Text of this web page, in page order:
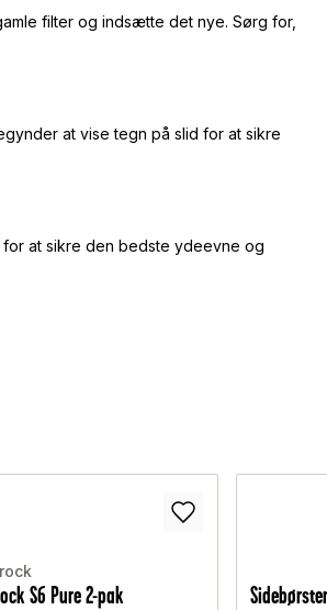
filter og indsætte det nye. Sørg for,
at vise tegn på slid for at sikre
at sikre den bedste ydeevne og
S6 Pure 2-pak